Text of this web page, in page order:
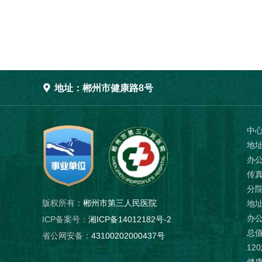
 地址：郴州市健康路8号
版权所有： 郴州市第三人民医院
ICP备案号： 湘ICP备14012182号-2
省公网安备： 43100202000437号
中
地
办
传
分
地
办
总